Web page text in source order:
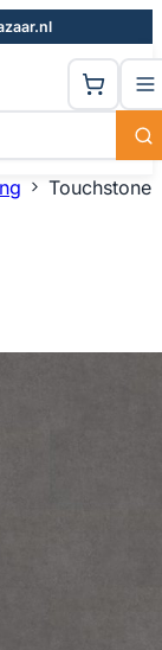
Touchstone